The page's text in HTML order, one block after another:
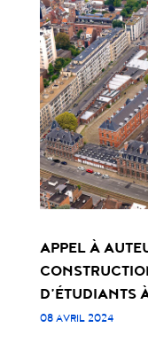
APPEL À
D’ÉTUDIANTS
08 AVRIL 2024